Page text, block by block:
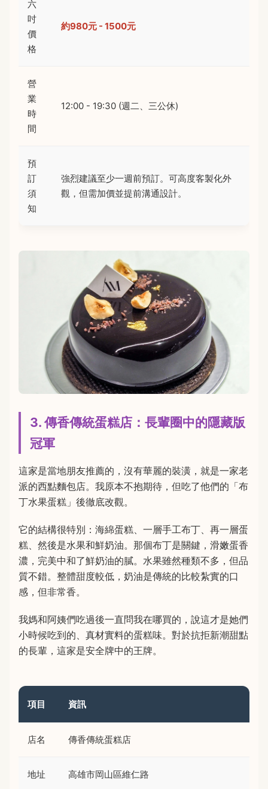
六
吋
價
格
約980元 - 1500元
營
業
時
間
12:00 - 19:30 (週二、三公休)
預
訂
須
知
強烈建議至少一週前預訂。可高度客製化外
觀，但需加價並提前溝通設計。
3. 傳香傳統蛋糕店：長輩圈中的隱藏版
冠軍
這家是當地朋友推薦的，沒有華麗的裝潢，就是一家老
派的西點麵包店。我原本不抱期待，但吃了他們的「布
丁水果蛋糕」後徹底改觀。
它的結構很特別：海綿蛋糕、一層手工布丁、再一層蛋
糕、然後是水果和鮮奶油。那個布丁是關鍵，滑嫩蛋香
濃，完美中和了鮮奶油的膩。水果雖然種類不多，但品
質不錯。整體甜度較低，奶油是傳統的比較紮實的口
感，但非常香。
我媽和阿姨們吃過後一直問我在哪買的，說這才是她們
小時候吃到的、真材實料的蛋糕味。對於抗拒新潮甜點
的長輩，這家是安全牌中的王牌。
項目 資訊
店名 傳香傳統蛋糕店
地址 高雄市岡山區維仁路